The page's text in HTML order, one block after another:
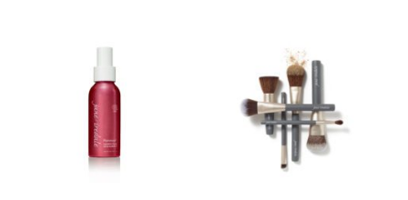
variaties.
Deze
optie
kan
gekozen
worden